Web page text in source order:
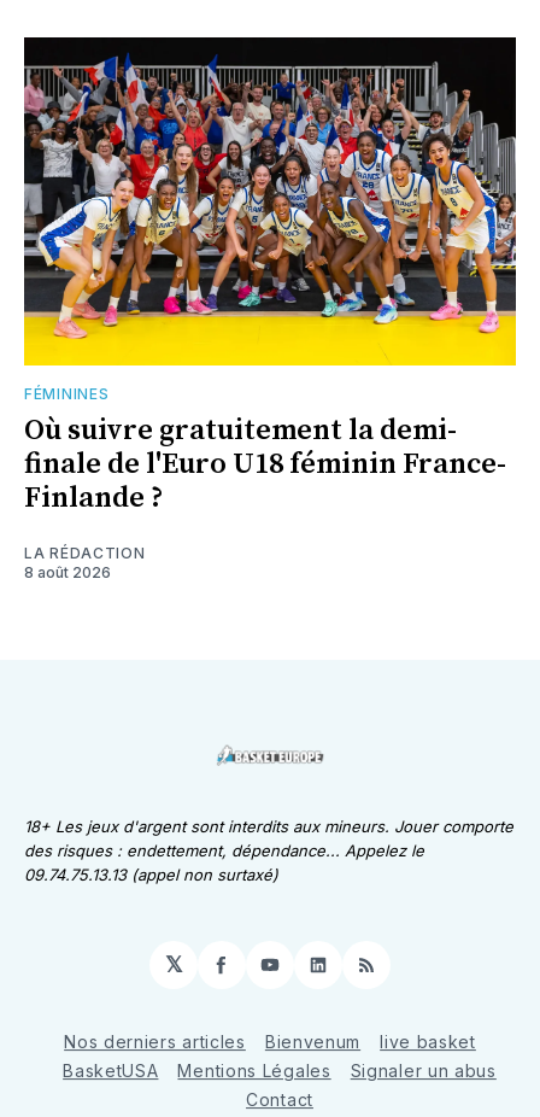
FÉMININES
Où suivre gratuitement la demi-
finale de l'Euro U18 féminin France-
Finlande ?
LA RÉDACTION
8 août 2026
18+ Les jeux d'argent sont interdits aux mineurs. Jouer comporte
des risques : endettement, dépendance... Appelez le
09.74.75.13.13 (appel non surtaxé)
𝕏 Facebook
YouTube
LinkedIn
RSS
Nos derniers articles Bienvenum
live basket
BasketUSA
Mentions Légales
Signaler un abus
Contact